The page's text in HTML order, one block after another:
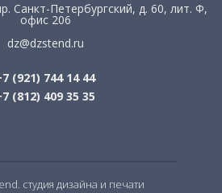
Санкт-Петербургский, д. 60, лит. Ф,
офис 206
dz@dzstend.ru
(921) 744 14 44
(812) 409 35 35
студия дизайна и печати